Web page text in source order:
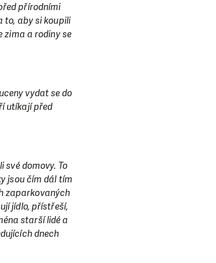
přírodními
to, aby si koupili
zima a rodiny se
vydat se do
utíkají před
domovy. To
jsou čím dál tím
zaparkovaných
jídlo, přístřeší,
starší lidé a
dnech